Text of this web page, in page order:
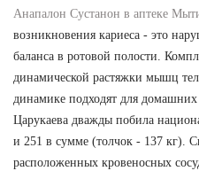
Анапалон Сустанон в аптеке
возникновения кариеса - это
баланса в ротовой полости.
динамической растяжки мышц
динамике подходят для
Царукаева дважды побила
и 251 в сумме (толчок - 137 кг).
расположенных кровеносных